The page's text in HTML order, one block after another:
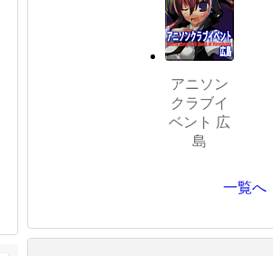
アニソン
クラブイ
ベント 広
島
一覧へ